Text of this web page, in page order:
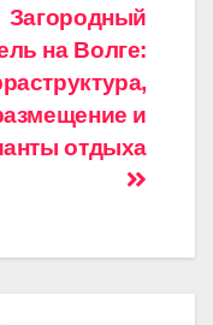
Загородный
на Волге:
и
отдыха